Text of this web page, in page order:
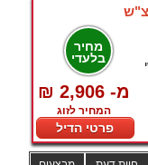
מחיר
בלעדי
₪ 2,906 -מ
המחיר לזוג
פרטי הדיל